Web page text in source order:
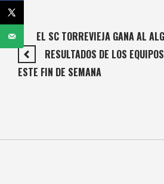
EL SC TORREVIEJA GANA AL
RESULTADOS DE LOS
ESTE FIN DE SEMANA